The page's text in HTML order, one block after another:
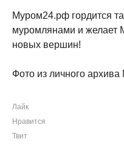
Муром24.рф гордится
муромлянами и желает
новых вершин!
Фото из личного
Лайк
Нравится
Твит